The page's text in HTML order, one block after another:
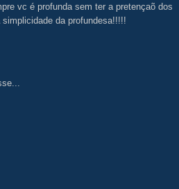
vc é profunda sem ter a pretençaõ dos
da profundesa!!!!!